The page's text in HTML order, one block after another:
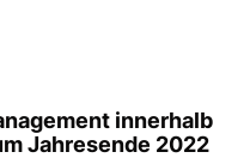
innerhalb
Jahresende 2022